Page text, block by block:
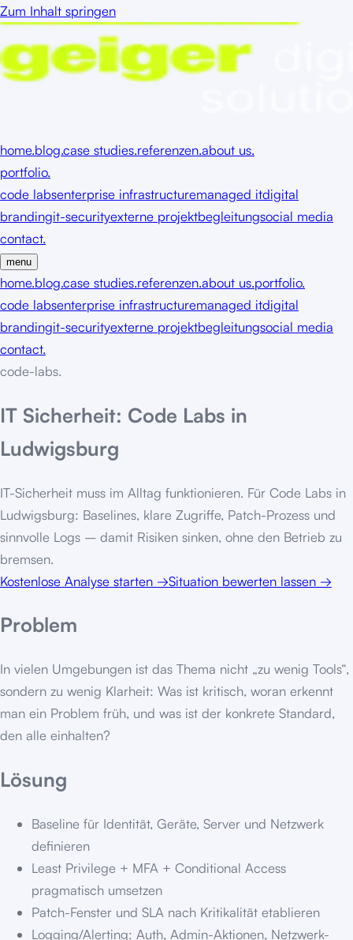
Zum Inhalt springen
home.blog.case studies.referenzen.about us.
portfolio.
code labsenterprise infrastructuremanaged itdigital
brandingit-securityexterne projektbegleitungsocial media
contact.
menu
home.blog.case studies.referenzen.about us.portfolio.
code labsenterprise infrastructuremanaged itdigital
brandingit-securityexterne projektbegleitungsocial media
contact.
code-labs.
IT Sicherheit: Code Labs in
Ludwigsburg
IT-Sicherheit muss im Alltag funktionieren. Für Code Labs in
Ludwigsburg: Baselines, klare Zugriffe, Patch-Prozess und
sinnvolle Logs – damit Risiken sinken, ohne den Betrieb zu
bremsen.
Kostenlose Analyse starten →Situation bewerten lassen →
Problem
In vielen Umgebungen ist das Thema nicht „zu wenig Tools“,
sondern zu wenig Klarheit: Was ist kritisch, woran erkennt
man ein Problem früh, und was ist der konkrete Standard,
den alle einhalten?
Lösung
Baseline für Identität, Geräte, Server und Netzwerk
definieren
Least Privilege + MFA + Conditional Access
pragmatisch umsetzen
Patch-Fenster und SLA nach Kritikalität etablieren
Logging/Alerting: Auth, Admin-Aktionen, Netzwerk-